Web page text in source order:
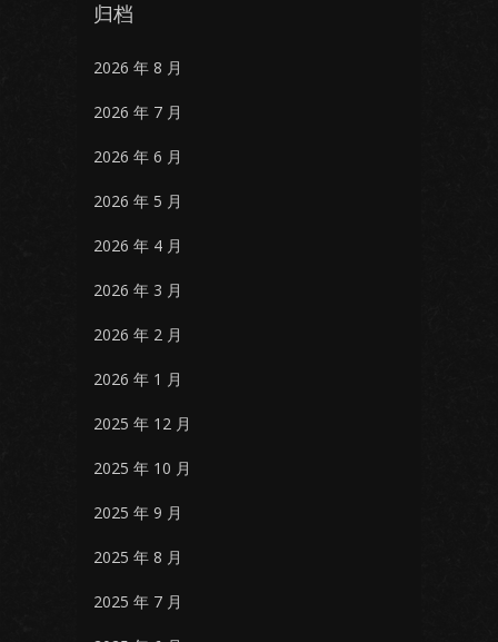
归档
2026 年 8 月
2026 年 7 月
2026 年 6 月
2026 年 5 月
2026 年 4 月
2026 年 3 月
2026 年 2 月
2026 年 1 月
2025 年 12 月
2025 年 10 月
2025 年 9 月
2025 年 8 月
2025 年 7 月